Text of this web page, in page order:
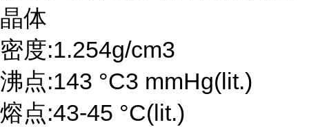
晶体
密度:1.254g/cm3
沸点:143 °C3 mmHg(lit.)
熔点:43-45 °C(lit.)